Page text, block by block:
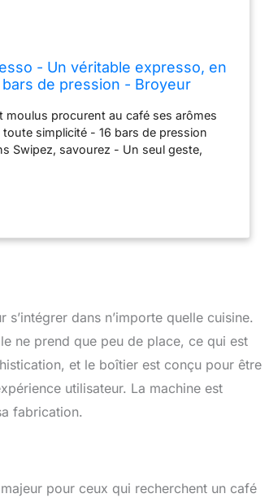
- Un véritable expresso, en
de pression - Broyeur
moulus procurent au café ses arômes
simplicité - 16 bars de pression
Swipez, savourez - Un seul geste,
caché ou inaccessible Un café à
- A vous de choisir
dans n’importe quelle cuisine.
ne prend que peu de place, ce qui est
et le boîtier est conçu pour être
utilisateur. La machine est
fabrication.
pour ceux qui recherchent un café